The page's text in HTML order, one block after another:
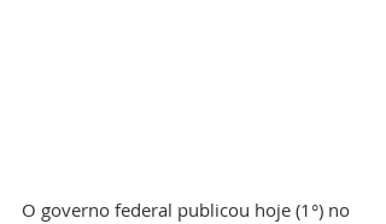
O governo federal publicou hoje (1°) no